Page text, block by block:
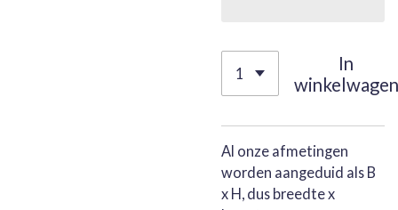
In
winkelwagen
Al onze afmetingen
worden aangeduid als B
x H, dus breedte x